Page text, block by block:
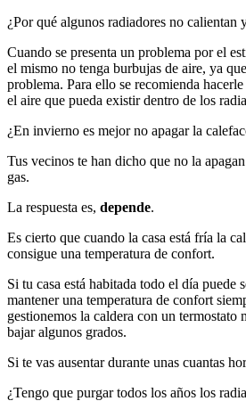
¿Por qué algunos radiadores no calientan
Cuando se presenta un problema por el
el mismo no tenga burbujas de aire, ya
problema. Para ello se recomienda
el aire que pueda existir dentro de los
¿En invierno es mejor no apagar la
Tus vecinos te han dicho que no la
gas.
La respuesta es, depende.
Es cierto que cuando la casa está fría la
consigue una temperatura de confort.
Si tu casa está habitada todo el día puede
mantener una temperatura de confort
gestionemos la caldera con un termostato
bajar algunos grados.
Si te vas ausentar durante unas cuantas
¿Tengo que purgar todos los años los